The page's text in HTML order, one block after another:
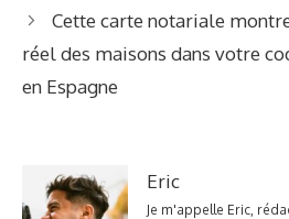
Cette carte notariale
réel des maisons dans votre
en Espagne
Eric
Je m'appelle Eric,